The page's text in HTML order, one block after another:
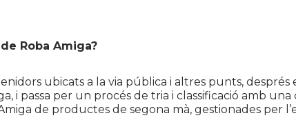
Roba Amiga?
ubicats a la via pública i altres punts, després
i passa per un procés de tria i classificació amb
de productes de segona mà, gestionades per